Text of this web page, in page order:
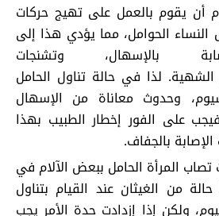
أن يقوم بالعمل على تهيج حركات
الحوامل، مما يؤدي هذا إلى
بالإسهال، وتشنجات
لذا في حالة تناول الحامل
وحدوث معاناة من الإسهال
فيجب على الفور إخطار الطبيب بهذا
بالجفاف.
المرأة الحامل ببعض الآلام في
من الغيثان عند القيام بتناول
ولكن إذا إزدادت حدة الأمر يجب